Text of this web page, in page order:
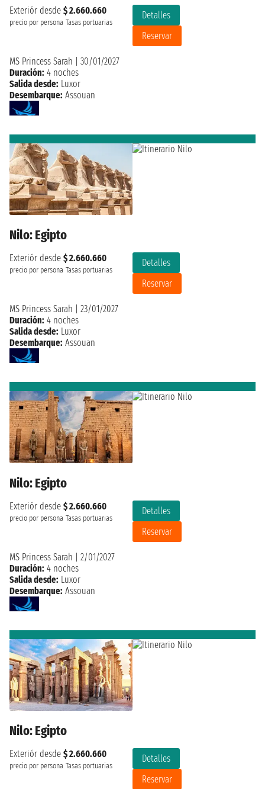
Exteriór desde $ 2.660.660
precio por persona Tasas portuarias
Detalles
Reservar
MS Princess Sarah
30/01/2027
Duración: 4 noches
Salida desde: Luxor
Desembarque: Assouan
Nilo: Egipto
Exteriór desde $ 2.660.660
precio por persona Tasas portuarias
Detalles
Reservar
MS Princess Sarah
23/01/2027
Duración: 4 noches
Salida desde: Luxor
Desembarque: Assouan
Nilo: Egipto
Exteriór desde $ 2.660.660
precio por persona Tasas portuarias
Detalles
Reservar
MS Princess Sarah
2/01/2027
Duración: 4 noches
Salida desde: Luxor
Desembarque: Assouan
Nilo: Egipto
Exteriór desde $ 2.660.660
precio por persona Tasas portuarias
Detalles
Reservar